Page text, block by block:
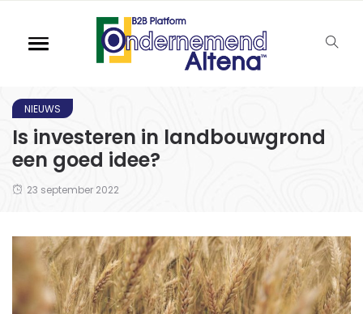
NIEUWS
Is investeren in landbouwgrond
een goed idee?
23 september 2022